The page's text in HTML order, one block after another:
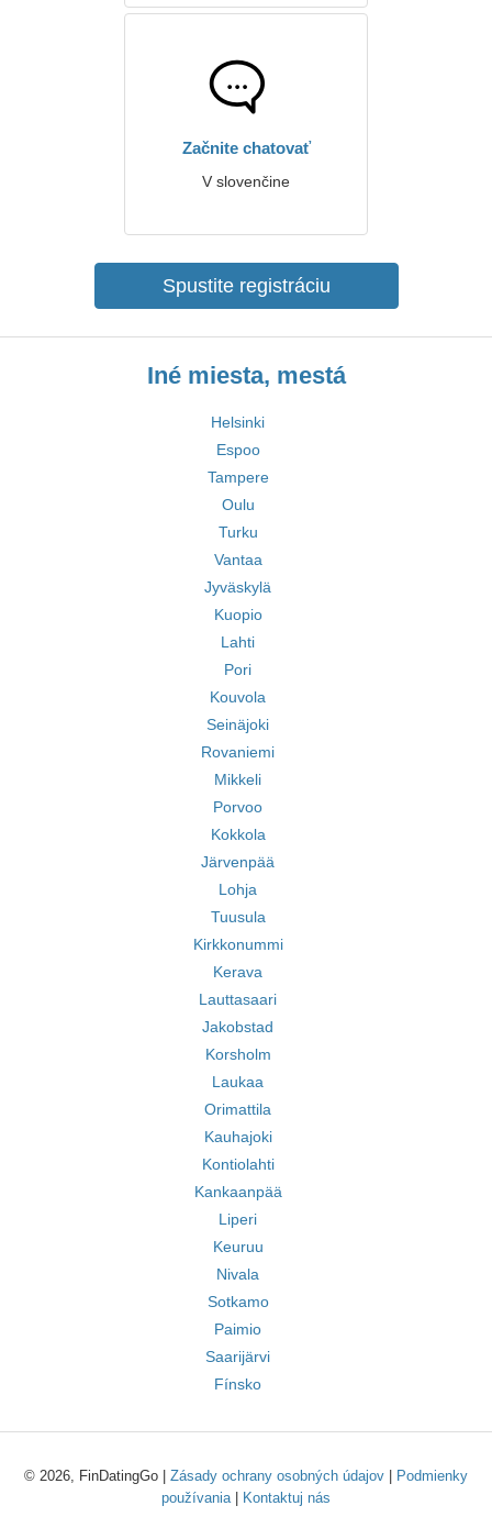
Začnite chatovať
V slovenčine
Spustite registráciu
Iné miesta, mestá
Helsinki
Espoo
Tampere
Oulu
Turku
Vantaa
Jyväskylä
Kuopio
Lahti
Pori
Kouvola
Seinäjoki
Rovaniemi
Mikkeli
Porvoo
Kokkola
Järvenpää
Lohja
Tuusula
Kirkkonummi
Kerava
Lauttasaari
Jakobstad
Korsholm
Laukaa
Orimattila
Kauhajoki
Kontiolahti
Kankaanpää
Liperi
Keuruu
Nivala
Sotkamo
Paimio
Saarijärvi
Fínsko
© 2026, FinDatingGo | Zásady ochrany osobných údajov
Podmienky
používania| Kontaktuj nás